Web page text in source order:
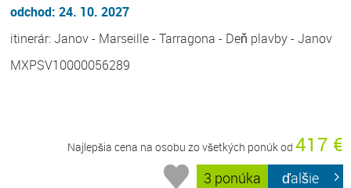
odchod: 24. 10. 2027
itinerár: Janov - Marseille - Tarragona - Deň plavby - Janov
MXPSV10000056289
Najlepšia cena na osobu zo všetkých ponúk od 417 €
3 ponúka ďalšie